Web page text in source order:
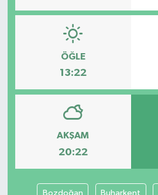
ÖĞLE
13:22
AKŞAM
20:22
Bozdoğan Buharkent